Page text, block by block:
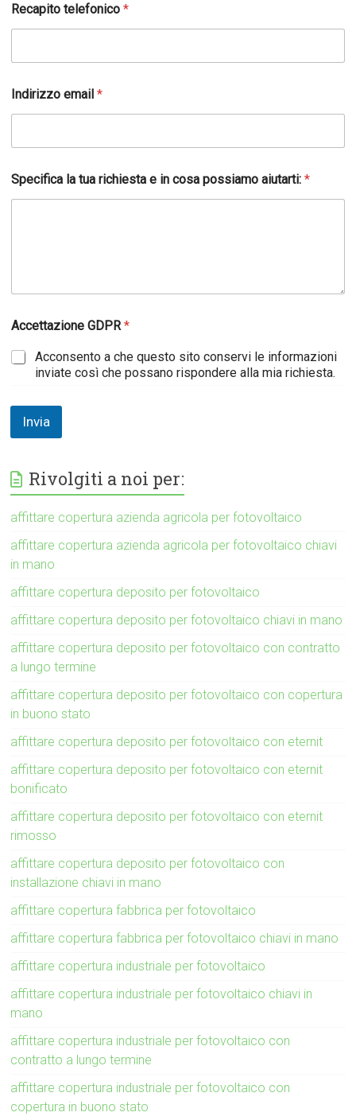
Recapito telefonico*
Indirizzo email*
Specifica la tua richiesta e in cosa possiamo aiutarti:*
Accettazione GDPR*
Acconsento a che questo sito conservi le informazioni
inviate così che possano rispondere alla mia richiesta.
Invia
Rivolgiti a noi per:
affittare copertura azienda agricola per fotovoltaico
affittare copertura azienda agricola per fotovoltaico chiavi
in mano
affittare copertura deposito per fotovoltaico
affittare copertura deposito per fotovoltaico chiavi in mano
affittare copertura deposito per fotovoltaico con contratto
a lungo termine
affittare copertura deposito per fotovoltaico con copertura
in buono stato
affittare copertura deposito per fotovoltaico con eternit
affittare copertura deposito per fotovoltaico con eternit
bonificato
affittare copertura deposito per fotovoltaico con eternit
rimosso
affittare copertura deposito per fotovoltaico con
installazione chiavi in mano
affittare copertura fabbrica per fotovoltaico
affittare copertura fabbrica per fotovoltaico chiavi in mano
affittare copertura industriale per fotovoltaico
affittare copertura industriale per fotovoltaico chiavi in
mano
affittare copertura industriale per fotovoltaico con
contratto a lungo termine
affittare copertura industriale per fotovoltaico con
copertura in buono stato